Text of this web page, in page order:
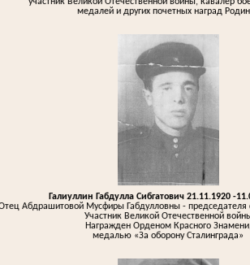
медалей и других почетных наград
Абдрашитовой Мусфиры Габдулловны - председателя
Участник Великой Отечественной
Награжден Орденом Красного
медалью «За оборону Сталинграда»